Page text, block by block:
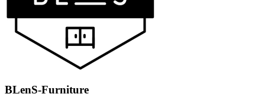
BLenS-Furniture